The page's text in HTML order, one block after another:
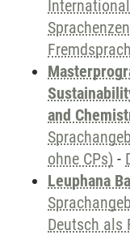
and
ohne CPs) -
Leuphana
Deutsch als